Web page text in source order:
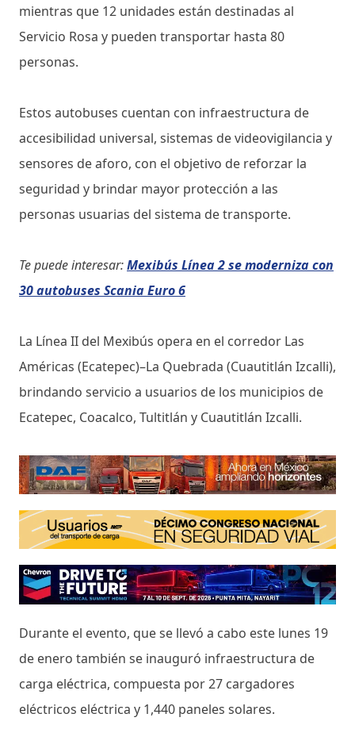
mientras que 12 unidades están destinadas al
Servicio Rosa y pueden transportar hasta 80
personas.
Estos autobuses cuentan con infraestructura de
accesibilidad universal, sistemas de videovigilancia y
sensores de aforo, con el objetivo de reforzar la
seguridad y brindar mayor protección a las
personas usuarias del sistema de transporte.
Te puede interesar:Mexibús Línea 2 se moderniza con
30 autobuses Scania Euro 6
La Línea II del Mexibús opera en el corredor Las
Américas (Ecatepec)–La Quebrada (Cuautitlán Izcalli),
brindando servicio a usuarios de los municipios de
Ecatepec, Coacalco, Tultitlán y Cuautitlán Izcalli.
Durante el evento, que se llevó a cabo este lunes 19
de enero también se inauguró infraestructura de
carga eléctrica, compuesta por 27 cargadores
eléctricos eléctrica y 1,440 paneles solares.